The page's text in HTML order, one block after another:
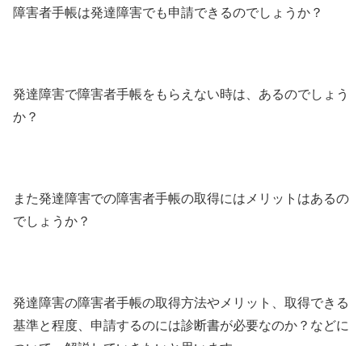
障害者手帳は発達障害でも申請できるのでしょうか？
発達障害で障害者手帳をもらえない時は、あるのでしょう
か？
また発達障害での障害者手帳の取得にはメリットはあるの
でしょうか？
発達障害の障害者手帳の取得方法やメリット、取得できる
基準と程度、申請するのには診断書が必要なのか？などに